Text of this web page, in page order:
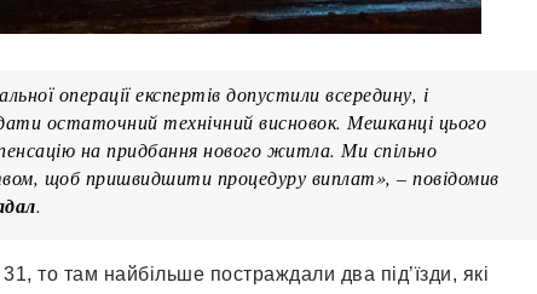
операції експертів допустили всередину, і
остаточний технічний висновок. Мешканці цього
на придбання нового житла. Ми спільно
щоб пришвидшити процедуру виплат», – повідомив
.
то там найбільше постраждали два під’їзди, які